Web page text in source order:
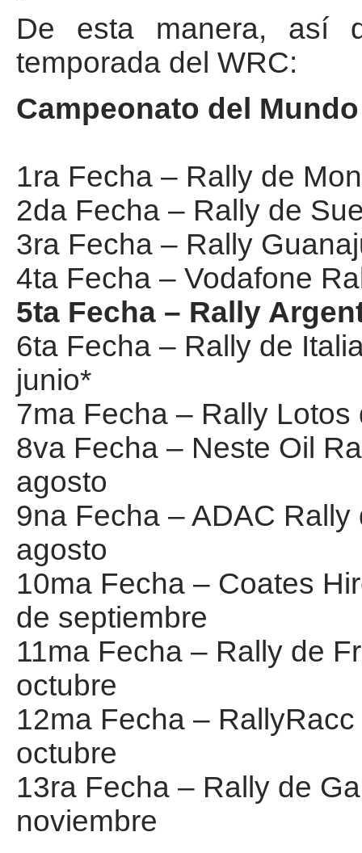
De esta manera, así
temporada del WRC:
Campeonato del
1ra Fecha – Rally de
2da Fecha – Rally de
3ra Fecha – Rally
4ta Fecha – Vodafone
5ta Fecha – Rally
6ta Fecha – Rally de
junio*
7ma Fecha – Rally
8va Fecha – Neste Oil
agosto
9na Fecha – ADAC
agosto
10ma Fecha – Coates
de septiembre
11ma Fecha – Rally de
octubre
12ma Fecha –
octubre
13ra Fecha – Rally de
noviembre